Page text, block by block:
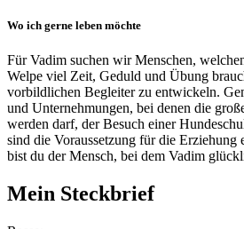
Wo ich gerne leben möchte
Für Vadim suchen wir Menschen,
Welpe viel Zeit, Geduld und Übung
vorbildlichen Begleiter zu entwickeln.
und Unternehmungen, bei denen die
werden darf, der Besuch einer
sind die Voraussetzung für die Erziehung
bist du der Mensch, bei dem Vadim
Mein Steckbrief